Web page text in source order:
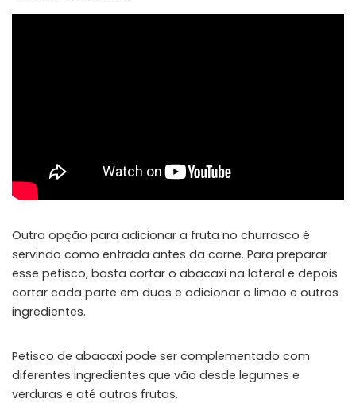
Outra opção para adicionar a fruta no churrasco é
servindo como entrada antes da carne. Para preparar
esse petisco, basta cortar o abacaxi na lateral e depois
cortar cada parte em duas e adicionar o limão e outros
ingredientes.
Petisco de abacaxi pode ser complementado com
diferentes ingredientes que vão desde legumes e
verduras e até outras frutas.